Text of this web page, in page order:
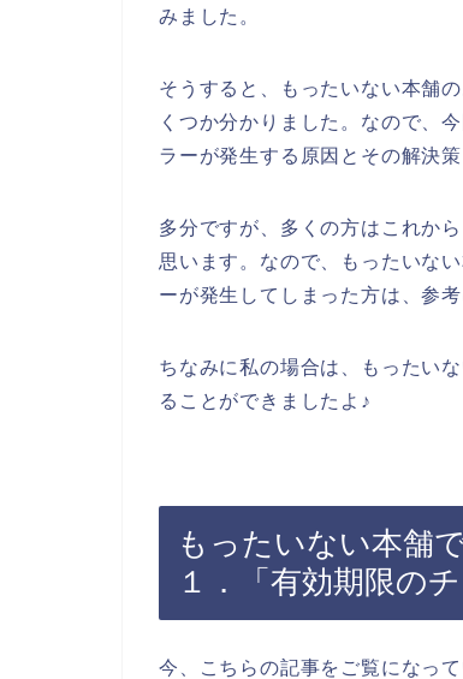
みました。
そうすると、もったいない本舗
くつか分かりました。なので、
ラーが発生する原因とその解決
多分ですが、多くの方はこれか
思います。なので、もったいな
ーが発生してしまった方は、参
ちなみに私の場合は、もったい
ることができましたよ♪
もったいない本舗
１．「有効期限のチ
今、こちらの記事をご覧になっ